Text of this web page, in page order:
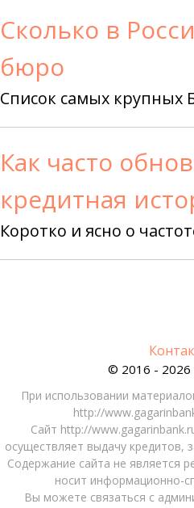
Сколько в
бюро
Список самых крупных
Как часто
кредитная
Коротко и ясно о
© 2016 - 2026
При использовании
http://
Сайт http://
осуществляет выдачу кредитов,
Содержание сайта не является
носит информационно-
Вы можете связаться с